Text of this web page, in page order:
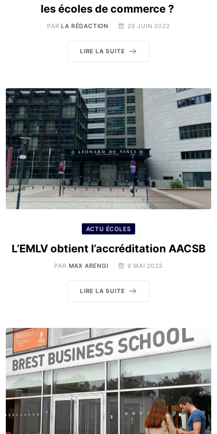
les écoles de commerce ?
PAR LA RÉDACTION 29 JUIN 2022
LIRE LA SUITE
ACTU ÉCOLES
L’EMLV obtient l’accréditation AACSB
PAR MAX ARENGI 9 MAI 2022
LIRE LA SUITE